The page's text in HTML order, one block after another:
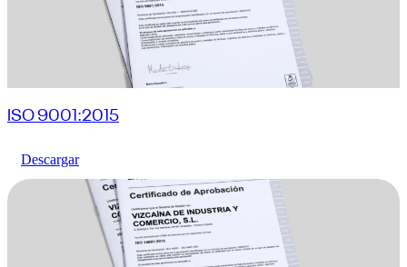
ISO 9001:2015
Descargar